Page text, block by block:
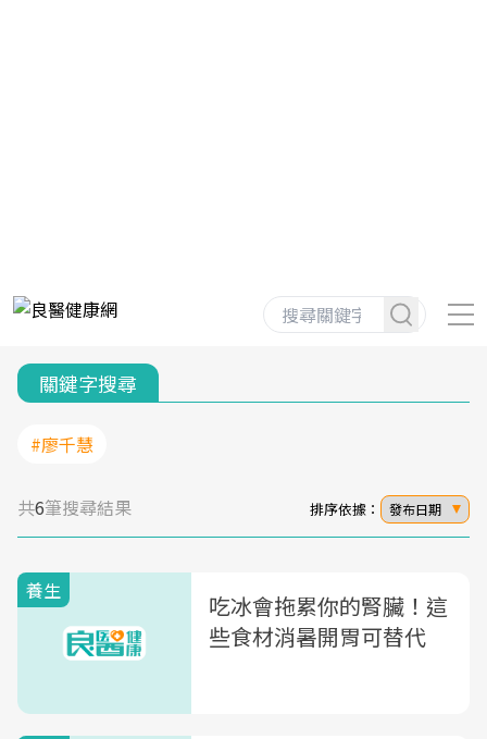
關鍵字搜尋
#廖千慧
共6筆搜尋結果 排序依據： 發布日期
養生
吃冰會拖累你的腎臟！這
些食材消暑開胃可替代